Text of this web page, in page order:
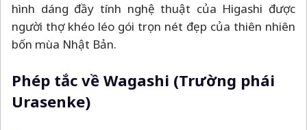
hình dáng đầy tính nghệ thuật của Higashi được
người thợ khéo léo gói trọn nét đẹp của thiên nhiên
bốn mùa Nhật Bản.
Phép tắc về Wagashi (Trường phái
Urasenke)